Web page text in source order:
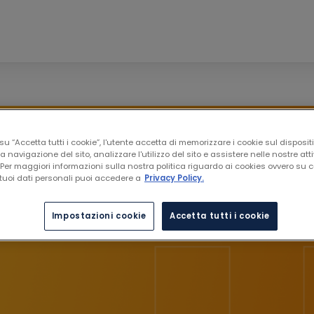
Medical
è “I pazienti al primo posto”. Noi di
per sviluppare farmaci innovativi e per
dare voce ai pazienti oncologici e alle
i loro bisogni insoddisfatti.
“Accetta tutti i cookie”, l'utente accetta di memorizzare i cookie sul
navigazione del sito, analizzare l'utilizzo del sito e assistere nelle nostre
maggiori informazioni sulla nostra politica riguardo ai cookies ovvero su
dati personali puoi accedere a Privacy Policy.
Impostazioni cookie Accetta tutti i cookie